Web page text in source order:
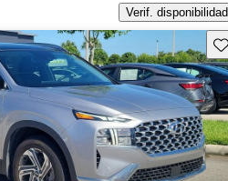
Verif. disponibilidad